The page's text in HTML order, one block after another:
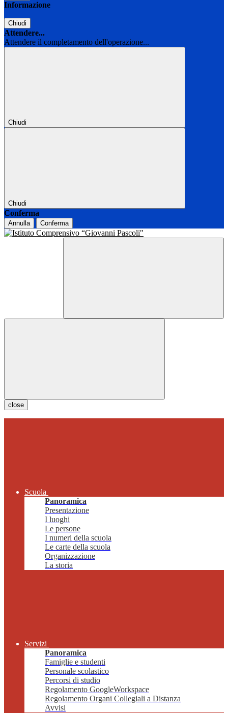
Informazione
Chiudi
Attendere...
Attendere il completamento dell'operazione...
Chiudi
Chiudi
Conferma
Annulla Conferma
close
Scuola
Panoramica
Presentazione
I luoghi
Le persone
I numeri della scuola
Le carte della scuola
Organizzazione
La storia
Servizi
Panoramica
Famiglie e studenti
Personale scolastico
Percorsi di studio
Regolamento GoogleWorkspace
Regolamento Organi Collegiali a Distanza
Avvisi